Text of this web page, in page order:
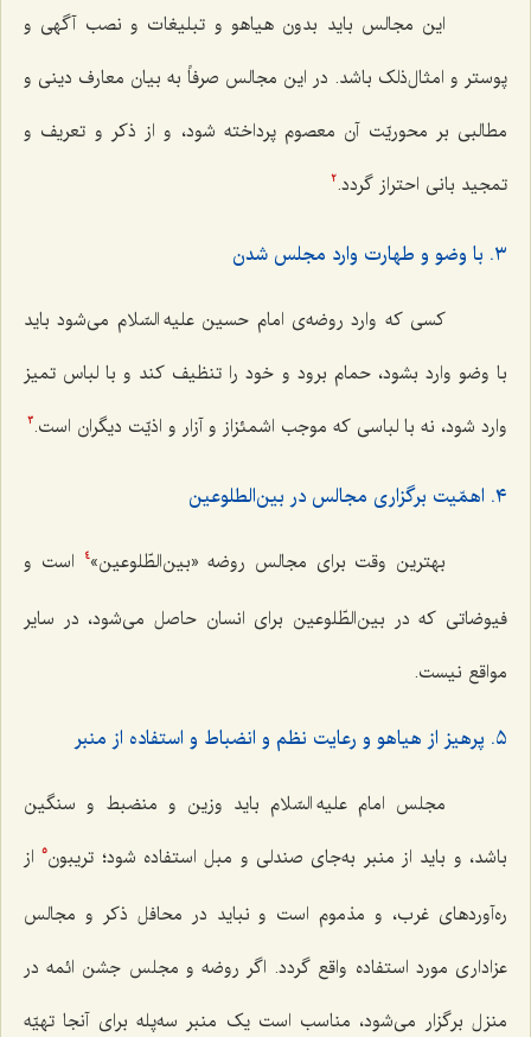
این مجالس باید بدون هیاهو و تبلیغات و نصب آگهی و
پوستر و امثال‌ذلک باشد. در این مجالس صرفاً به بیان معارف دینی و
مطالبی بر محوریّت آن معصوم پرداخته شود، و از ذکر و تعریف و
تمجید بانی احتراز گردد.2
٣. با وضو و طهارت وارد مجلس شدن
کسی که وارد روضه‌ی امام حسین علیه السّلام می‌شود باید
با وضو وارد بشود، حمام برود و خود را تنظیف کند و با لباس تمیز
وارد شود، نه با لباسی که موجب اشمئزاز و آزار و اذیّت دیگران است.3
٤. اهمّیت برگزاری مجالس در بین‌الطلوعین
بهترین وقت برای مجالس روضه «بین‌الطّلوعین»4
است و
فیوضاتی که در بین‌الطّلوعین برای انسان حاصل می‌شود، در سایر
مواقع نیست.
٥. پرهیز از هیاهو و رعایت نظم و انضباط و استفاده از منبر
مجلس امام علیه السّلام باید وزین و منضبط و سنگین
باشد، و باید از منبر به‌جای صندلی و مبل استفاده شود؛ تریبون5از
ره‌آوردهای غرب، و مذموم است و نباید در محافل ذکر و مجالس
عزاداری مورد استفاده واقع گردد. اگر روضه و مجلس جشن ائمه در
منزل برگزار می‌شود، مناسب است یک منبر سه‌پله برای آنجا تهیّه